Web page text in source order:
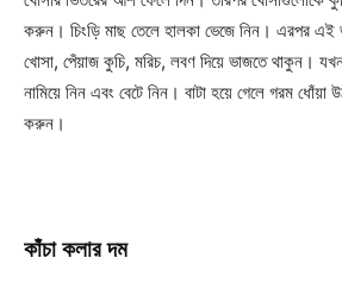
করুন। চিংড়ি মাছ তেলে হালকা ভেজে নিন। এরপর এই
খোসা, পেঁয়াজ কুচি, মরিচ, লবণ দিয়ে ভাজতে থাকুন।
নামিয়ে নিন এবং বেটে নিন। বাটা হয়ে গেলে গরম ধোঁয়া
করুন।
কাঁচা কলার দম